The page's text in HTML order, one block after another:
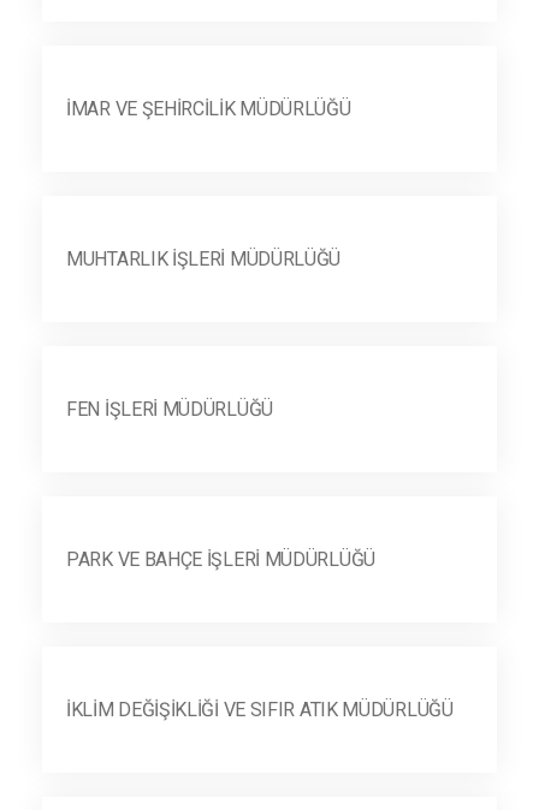
İMAR VE ŞEHIRCILIK MÜDÜRLÜĞÜ
MUHTARLIK İŞLERI MÜDÜRLÜĞÜ
FEN İŞLERI MÜDÜRLÜĞÜ
PARK VE BAHÇE İŞLERI MÜDÜRLÜĞÜ
İKLIM DEĞIŞIKLIĞI VE SIFIR ATIK MÜDÜRLÜĞÜ